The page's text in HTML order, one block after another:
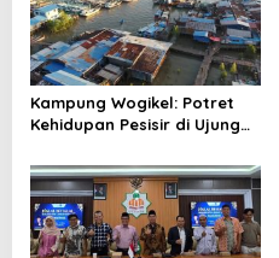
Kampung Wogikel: Potret
Kehidupan Pesisir di Ujung
Bertahan di Tengah
Keterbatasan